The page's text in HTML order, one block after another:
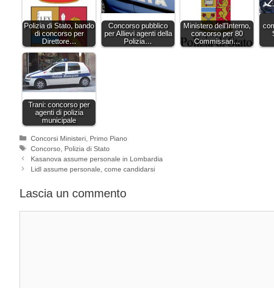
Polizia di Stato, bando
di concorso per
Direttore…
Concorso pubblico
per Allievi agenti della
Polizia…
Ministero dell’Interno,
concorso per 80
Commissari…
Trani: concorso per
agenti di polizia
municipale
Categorie
Concorsi Ministeri Primo Piano
Tag
Concorso Polizia di Stato
Kasanova assume personale in Lombardia
Lidl assume personale, come candidarsi
Lascia un commento